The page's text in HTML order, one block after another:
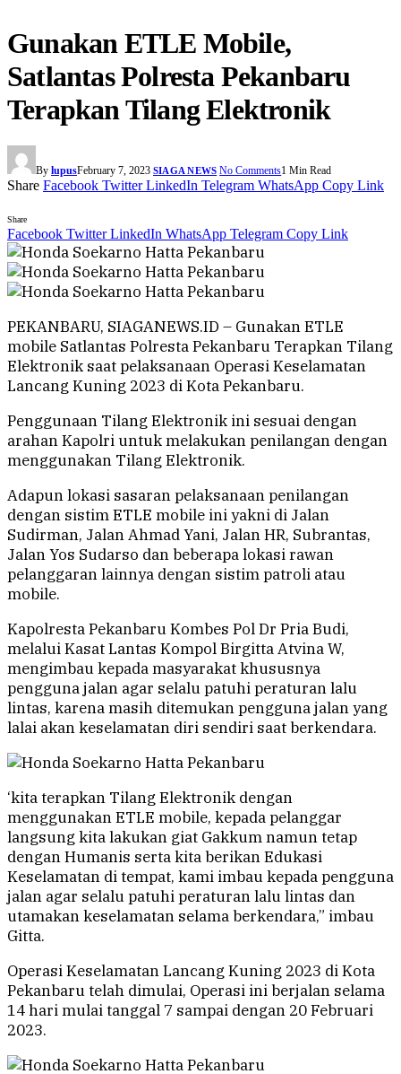
Gunakan ETLE Mobile,
Satlantas Polresta Pekanbaru
Terapkan Tilang Elektronik
By lupusFebruary 7, 2023 SIAGA NEWS No Comments1 Min Read
Share Facebook Twitter LinkedIn Telegram WhatsApp Copy Link
Share
Facebook Twitter LinkedIn WhatsApp Telegram Copy Link
PEKANBARU, SIAGANEWS.ID – Gunakan ETLE
mobile Satlantas Polresta Pekanbaru Terapkan Tilang
Elektronik saat pelaksanaan Operasi Keselamatan
Lancang Kuning 2023 di Kota Pekanbaru.
Penggunaan Tilang Elektronik ini sesuai dengan
arahan Kapolri untuk melakukan penilangan dengan
menggunakan Tilang Elektronik.
Adapun lokasi sasaran pelaksanaan penilangan
dengan sistim ETLE mobile ini yakni di Jalan
Sudirman, Jalan Ahmad Yani, Jalan HR, Subrantas,
Jalan Yos Sudarso dan beberapa lokasi rawan
pelanggaran lainnya dengan sistim patroli atau
mobile.
Kapolresta Pekanbaru Kombes Pol Dr Pria Budi,
melalui Kasat Lantas Kompol Birgitta Atvina W,
mengimbau kepada masyarakat khususnya
pengguna jalan agar selalu patuhi peraturan lalu
lintas, karena masih ditemukan pengguna jalan yang
lalai akan keselamatan diri sendiri saat berkendara.
‘kita terapkan Tilang Elektronik dengan
menggunakan ETLE mobile, kepada pelanggar
langsung kita lakukan giat Gakkum namun tetap
dengan Humanis serta kita berikan Edukasi
Keselamatan di tempat, kami imbau kepada pengguna
jalan agar selalu patuhi peraturan lalu lintas dan
utamakan keselamatan selama berkendara,” imbau
Gitta.
Operasi Keselamatan Lancang Kuning 2023 di Kota
Pekanbaru telah dimulai, Operasi ini berjalan selama
14 hari mulai tanggal 7 sampai dengan 20 Februari
2023.